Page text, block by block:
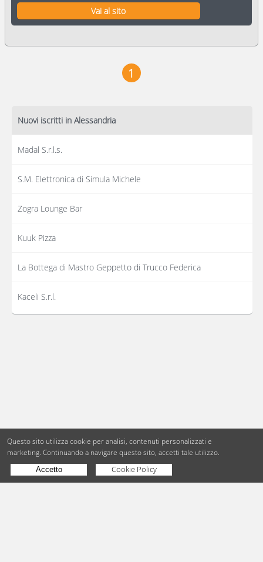
Vai al sito
1
Nuovi iscritti in Alessandria
Madal S.r.l.s.
S.M. Elettronica di Simula Michele
Zogra Lounge Bar
Kuuk Pizza
La Bottega di Mastro Geppetto di Trucco Federica
Kaceli S.r.l.
Copyright © BdueB Srl PI 07755110967 Privacy Utilizzo dei cookie
Questo sito utilizza cookie per analisi, contenuti personalizzati e
marketing. Continuando a navigare questo sito, accetti tale utilizzo.
Accetto Cookie Policy